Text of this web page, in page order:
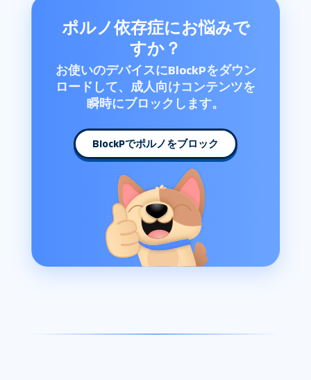
ポルノ依存症にお悩みで
すか？
お使いのデバイスにBlockPをダウン
ロードして、成人向けコンテンツを
瞬時にブロックします。
BlockPでポルノをブロック